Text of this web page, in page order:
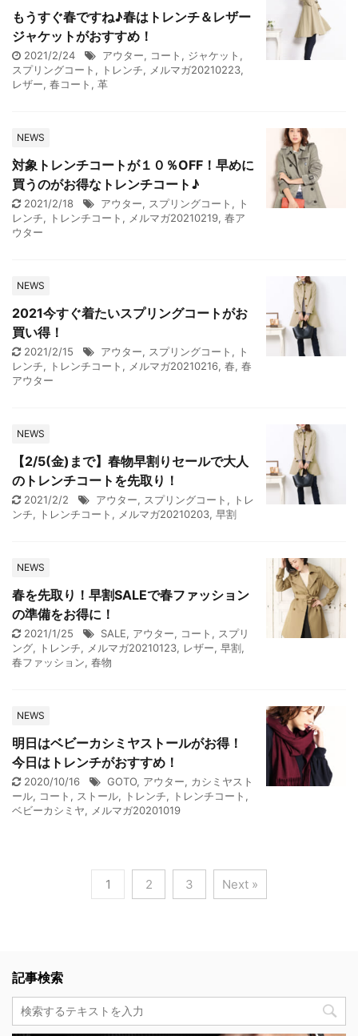
もうすぐ春ですね♪春はトレンチ＆レザー
ジャケットがおすすめ！
2021/2/24 アウター, コート , ジャケット ,
スプリングコート , トレンチ, メルマガ20210223,
レザー, 春コート , 革
NEWS
対象トレンチコートが１０％OFF！早めに
買うのがお得なトレンチコート♪
2021/2/18 アウター, スプリングコート , ト
レンチ, トレンチコート , メルマガ20210219, 春ア
ウター
NEWS
2021今すぐ着たいスプリングコートがお
買い得！
2021/2/15 アウター, スプリングコート , ト
レンチ, トレンチコート , メルマガ20210216, 春, 春
アウター
NEWS
【2/5(金)まで】春物早割りセールで大人
のトレンチコートを先取り！
2021/2/2 アウター, スプリングコート , トレ
ンチ, トレンチコート , メルマガ20210203, 早割
NEWS
春を先取り！早割SALEで春ファッション
の準備をお得に！
2021/1/25 SALE, アウター, コート , スプリ
ング, トレンチ, メルマガ20210123, レザー, 早割,
春ファッション, 春物
NEWS
明日はベビーカシミヤストールがお得！
今日はトレンチがおすすめ！
2020/10/16 GOTO, アウター, カシミヤスト
ール, コート , ストール, トレンチ, トレンチコート ,
ベビーカシミヤ, メルマガ20201019
1 2 3 Next »
記事検索